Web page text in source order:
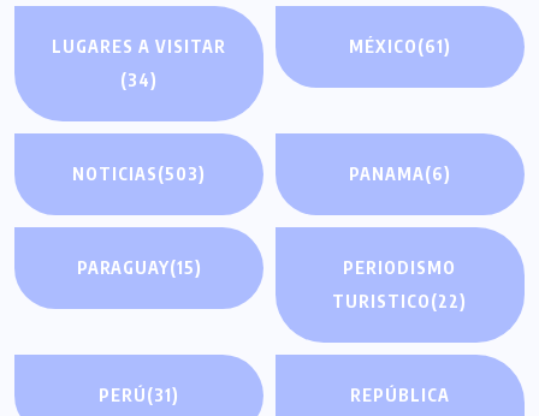
LUGARES A VISITAR
(34)
MÉXICO(61)
NOTICIAS(503) PANAMA(6)
PARAGUAY(15)
PERIODISMO
TURISTICO(22)
PERÚ(31)
REPÚBLICA